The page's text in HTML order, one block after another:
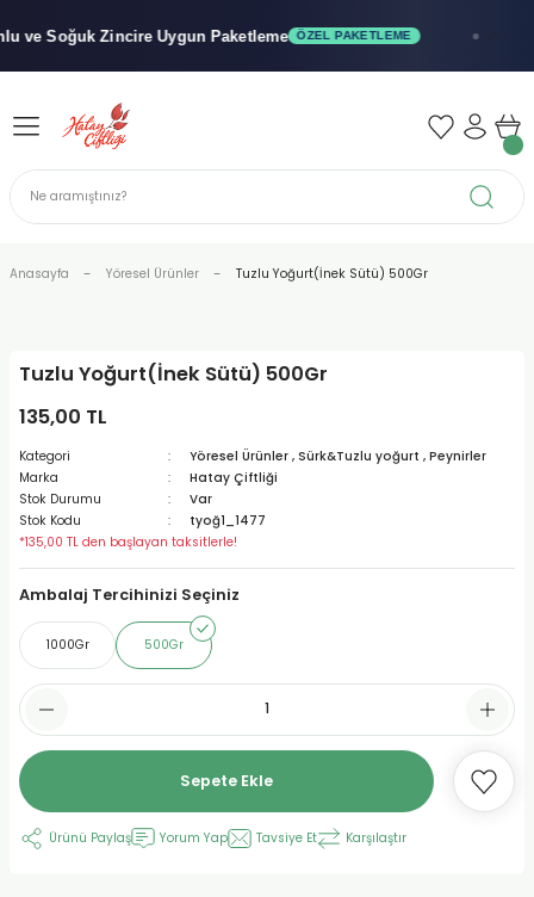
SoğukZincire Uygun Paketleme ÖZEL PAKETLEME
Geri Dön
Geri Dön
Geri Dön
Anasayfa Yöresel Ürünler Tuzlu Yoğurt(İnek Sütü) 500Gr
Tuzlu Yoğurt(İnek Sütü) 500Gr
135,00 TL
Kategori Yöresel Ürünler , Sürk&Tuzlu yoğurt , Peynirler
Marka
Hatay Çiftliği
Stok Durumu
Var
Stok Kodu
tyoğ1_1477
*135,00 TL den başlayan taksitlerle!
Ambalaj Tercihinizi Seçiniz
1000Gr 500Gr
Sepete Ekle
Ürünü Paylaş Yorum Yap Tavsiye Et Karşılaştır